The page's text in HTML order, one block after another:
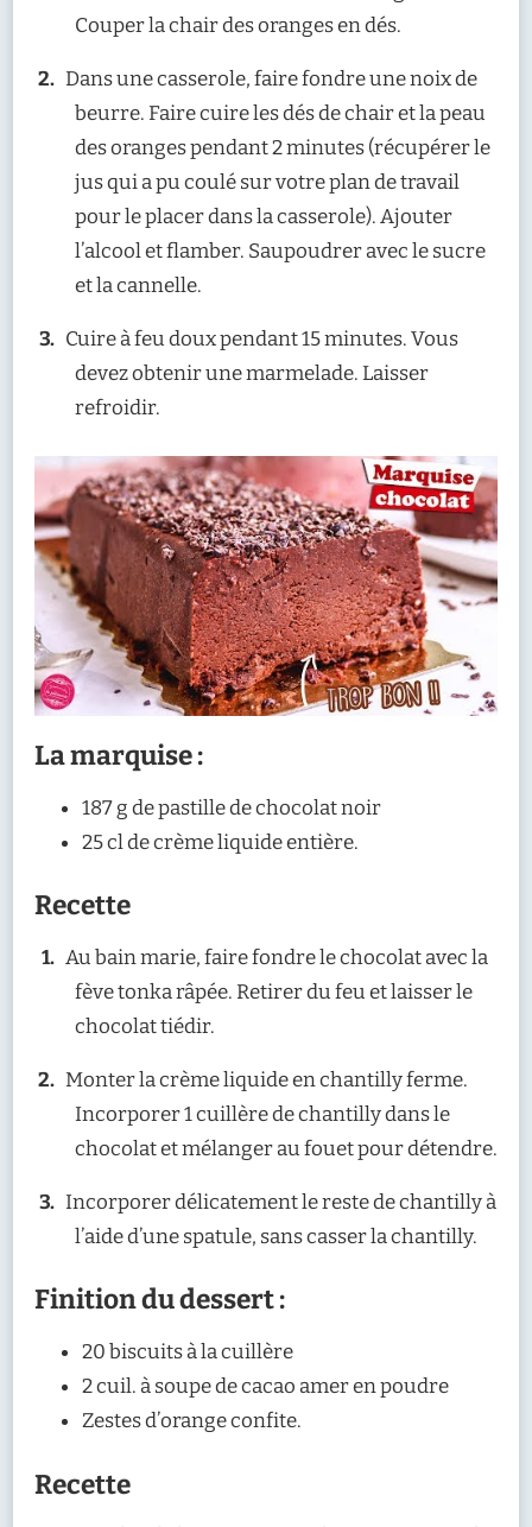
Couper la chair des oranges en dés.
Dans une casserole, faire fondre une noix de
beurre. Faire cuire les dés de chair et la peau
des oranges pendant 2 minutes (récupérer le
jus qui a pu coulé sur votre plan de travail
pour le placer dans la casserole). Ajouter
l’alcool et flamber. Saupoudrer avec le sucre
et la cannelle.
Cuire à feu doux pendant 15 minutes. Vous
devez obtenir une marmelade. Laisser
refroidir.
La marquise :
187 g de pastille de chocolat noir
25 cl de crème liquide entière.
Recette
Au bain marie, faire fondre le chocolat avec la
fève tonka râpée. Retirer du feu et laisser le
chocolat tiédir.
Monter la crème liquide en chantilly ferme.
Incorporer 1 cuillère de chantilly dans le
chocolat et mélanger au fouet pour détendre.
Incorporer délicatement le reste de chantilly à
l’aide d’une spatule, sans casser la chantilly.
Finition du dessert :
20 biscuits à la cuillère
2 cuil. à soupe de cacao amer en poudre
Zestes d’orange confite.
Recette